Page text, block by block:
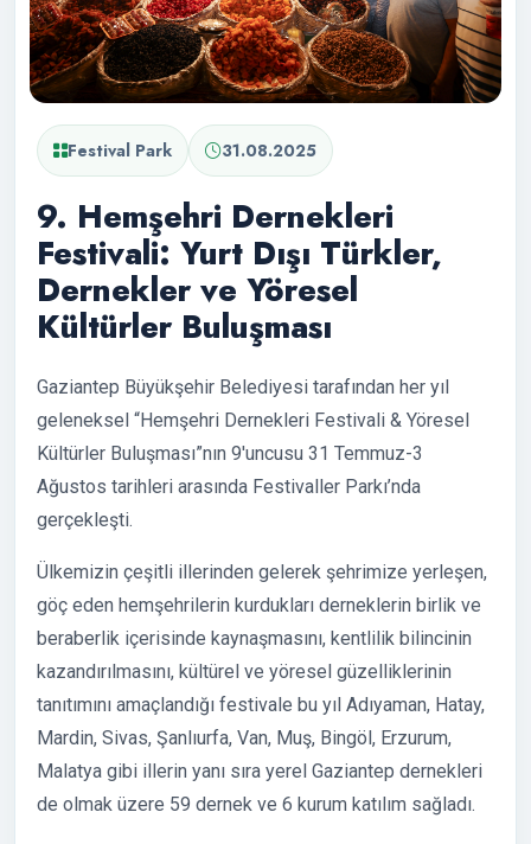
Festival Park 31.08.2025
9. Hemşehri Dernekleri
Festivali: Yurt Dışı Türkler,
Dernekler ve Yöresel
Kültürler Buluşması
Gaziantep Büyükşehir Belediyesi tarafından her yıl
geleneksel “Hemşehri Dernekleri Festivali & Yöresel
Kültürler Buluşması”nın 9'uncusu 31 Temmuz-3
Ağustos tarihleri arasında Festivaller Parkı’nda
gerçekleşti.
Ülkemizin çeşitli illerinden gelerek şehrimize yerleşen,
göç eden hemşehrilerin kurdukları derneklerin birlik ve
beraberlik içerisinde kaynaşmasını, kentlilik bilincinin
kazandırılmasını, kültürel ve yöresel güzelliklerinin
tanıtımını amaçlandığı festivale bu yıl Adıyaman, Hatay,
Mardin, Sivas, Şanlıurfa, Van, Muş, Bingöl, Erzurum,
Malatya gibi illerin yanı sıra yerel Gaziantep dernekleri
de olmak üzere 59 dernek ve 6 kurum katılım sağladı.